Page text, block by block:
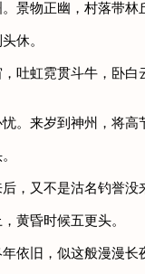
景物正幽，村落带林
休。
虹霓贯斗牛，卧白
来岁到神州，将高
，又不是沽名钓誉没
黄昏时候五更头。
依旧，似这般漫漫长